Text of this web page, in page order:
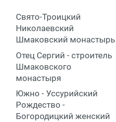
Свято-Троицкий
Николаевский
Шмаковский монастырь
Отец Сергий - строитель
Шмаковского
монастыря
Южно - Уссурийский
Рождество -
Богородицкий женский